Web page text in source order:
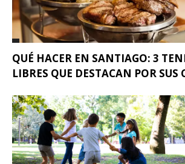
QUÉ HACER EN SANTIAGO: 3
LIBRES QUE DESTACAN POR SUS